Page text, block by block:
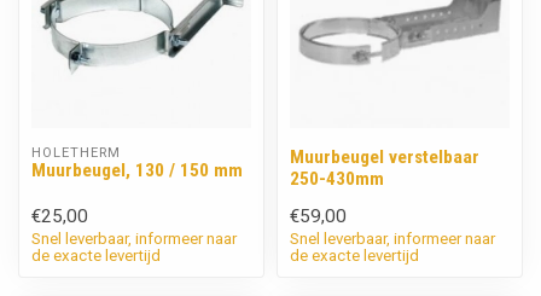
HOLETHERM
Muurbeugel, 130 / 150 mm
€25,00
Snel leverbaar, informeer naar
de exacte levertijd
Muurbeugel verstelbaar
250-430mm
€59,00
Snel leverbaar, informeer naar
de exacte levertijd